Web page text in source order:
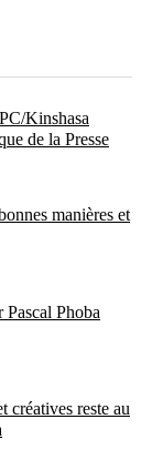
Kinshasa
de la Presse
manières et
Phoba
créatives reste au